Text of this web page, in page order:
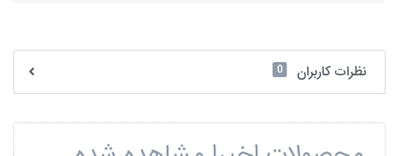
نظرات کاربران 0